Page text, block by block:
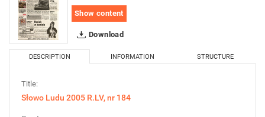
Show content
Download
DESCRIPTION INFORMATION STRUCTURE
Title:
Słowo Ludu 2005 R.LV, nr 184